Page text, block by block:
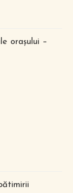
orașului –